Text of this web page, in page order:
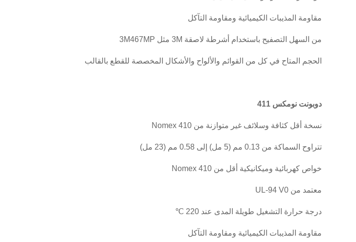
مقاومة المذيبات الكيميائية ومقاومة التآكل
من السهل التصفيح باستخدام أشرطة لاصقة 3M مثل 3M467MP
الحجم المتاح في كل من القوائم والألواح والأشكال المخصصة للقطع بالقالب
دوبونت نومكس 411
نسخة أقل كثافة وسلائف غير متوازنة من Nomex 410
تتراوح السماكة من 0.13 مم (5 مل) إلى 0.58 مم (23 مل)
خواص كهربائية وميكانيكية أقل من Nomex 410
معتمد من UL-94 V0
درجة حرارة التشغيل طويلة المدى عند 220 ℃
مقاومة المذيبات الكيميائية ومقاومة التآكل